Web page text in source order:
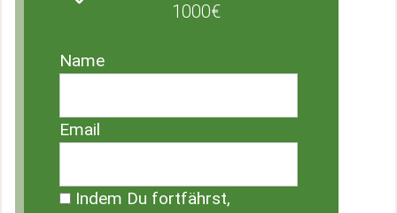
1000€
Name
Email
Indem Du fortfährst,